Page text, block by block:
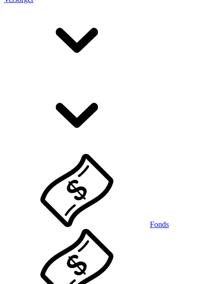
Fonds